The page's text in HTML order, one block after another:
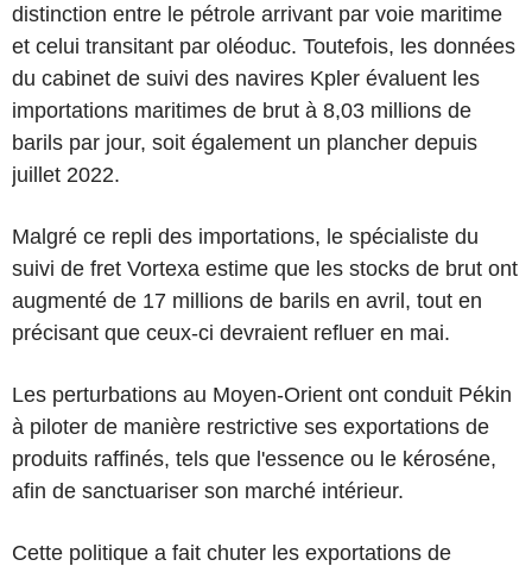
distinction entre le pétrole arrivant par voie maritime
et celui transitant par oléoduc. Toutefois, les données
du cabinet de suivi des navires Kpler évaluent les
importations maritimes de brut à 8,03 millions de
barils par jour, soit également un plancher depuis
juillet 2022.
Malgré ce repli des importations, le spécialiste du
suivi de fret Vortexa estime que les stocks de brut ont
augmenté de 17 millions de barils en avril, tout en
précisant que ceux-ci devraient refluer en mai.
Les perturbations au Moyen-Orient ont conduit Pékin
à piloter de manière restrictive ses exportations de
produits raffinés, tels que l'essence ou le kéroséne,
afin de sanctuariser son marché intérieur.
Cette politique a fait chuter les exportations de